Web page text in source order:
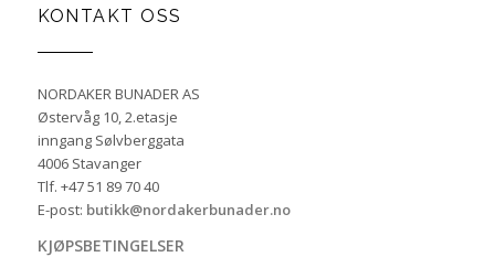
KONTAKT OSS
NORDAKER BUNADER AS
Østervåg 10, 2.etasje
inngang Sølvberggata
4006 Stavanger
Tlf. +47 51 89 70 40
E-post: butikk@nordakerbunader.no
KJØPSBETINGELSER